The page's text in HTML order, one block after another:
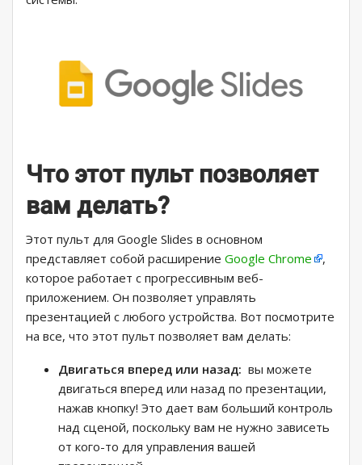
Что этот пульт позволяет
вам делать?
Этот пульт для Google Slides в основном
представляет собой расширение Google Chrome
,
которое работает с прогрессивным веб-
приложением. Он позволяет управлять
презентацией с любого устройства. Вот посмотрите
на все, что этот пульт позволяет вам делать:
Двигаться вперед или назад: вы можете
двигаться вперед или назад по презентации,
нажав кнопку! Это дает вам больший контроль
над сценой, поскольку вам не нужно зависеть
от кого-то для управления вашей